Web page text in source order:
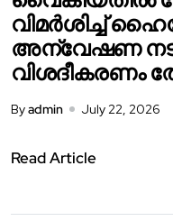
വിമർശിച്ച്
അന്വേഷണ
വിശദീകരണം
Byadmin July 22, 2026
Read Article